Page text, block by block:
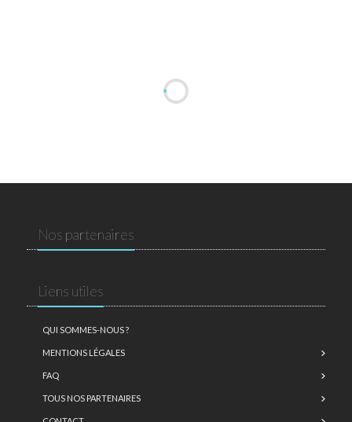
Nos partenaires
Liens utiles
QUI SOMMES-NOUS ?
MENTIONS LÉGALES
FAQ
TOUS NOS PARTENAIRES